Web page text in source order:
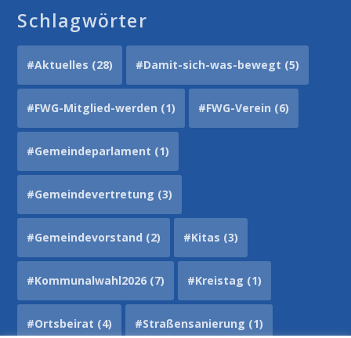
Schlagwörter
#Aktuelles (28) #Damit-sich-was-bewegt (5)
#FWG-Mitglied-werden (1) #FWG-Verein (6)
#Gemeindeparlament (1)
#Gemeindevertretung (3)
#Gemeindevorstand (2) #Kitas (3)
#Kommunalwahl2026 (7) #Kreistag (1)
#Ortsbeirat (4) #Straßensanierung (1)